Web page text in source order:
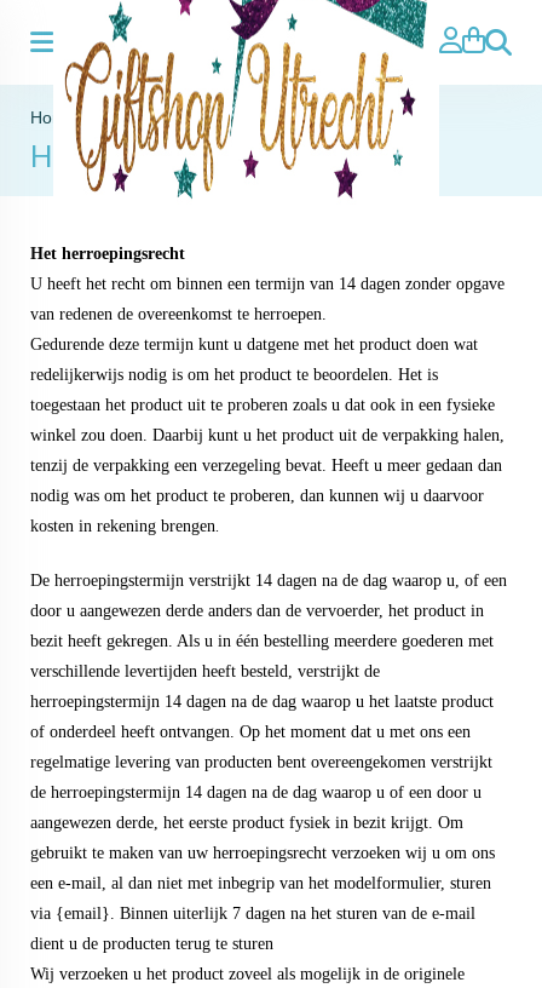
Search
Home» Herroepingsrecht
Herroepingsrecht
Het herroepingsrecht
U heeft het recht om binnen een termijn van 14 dagen zonder opgave
van redenen de overeenkomst te herroepen.
Gedurende deze termijn kunt u datgene met het product doen wat
redelijkerwijs nodig is om het product te beoordelen. Het is
toegestaan het product uit te proberen zoals u dat ook in een fysieke
winkel zou doen. Daarbij kunt u het product uit de verpakking halen,
tenzij de verpakking een verzegeling bevat. Heeft u meer gedaan dan
nodig was om het product te proberen, dan kunnen wij u daarvoor
kosten in rekening brengen.
De herroepingstermijn verstrijkt 14 dagen na de dag waarop u, of een
door u aangewezen derde anders dan de vervoerder, het product in
bezit heeft gekregen. Als u in één bestelling meerdere goederen met
verschillende levertijden heeft besteld, verstrijkt de
herroepingstermijn 14 dagen na de dag waarop u het laatste product
of onderdeel heeft ontvangen. Op het moment dat u met ons een
regelmatige levering van producten bent overeengekomen verstrijkt
de herroepingstermijn 14 dagen na de dag waarop u of een door u
aangewezen derde, het eerste product fysiek in bezit krijgt. Om
gebruikt te maken van uw herroepingsrecht verzoeken wij u om ons
een e-mail, al dan niet met inbegrip van het modelformulier, sturen
via {email}. Binnen uiterlijk 7 dagen na het sturen van de e-mail
dient u de producten terug te sturen
Wij verzoeken u het product zoveel als mogelijk in de originele